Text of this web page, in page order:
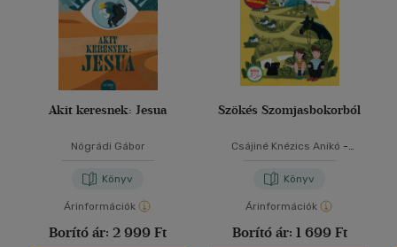
Akit keresnek: Jesua
Nógrádi Gábor
Könyv
Árinformációk
Borító ár: 2 999 Ft
Szökés Szomjasbokorból
Csájiné Knézics Anikó -
Könyv
Árinformációk
Borító ár: 1 699 Ft